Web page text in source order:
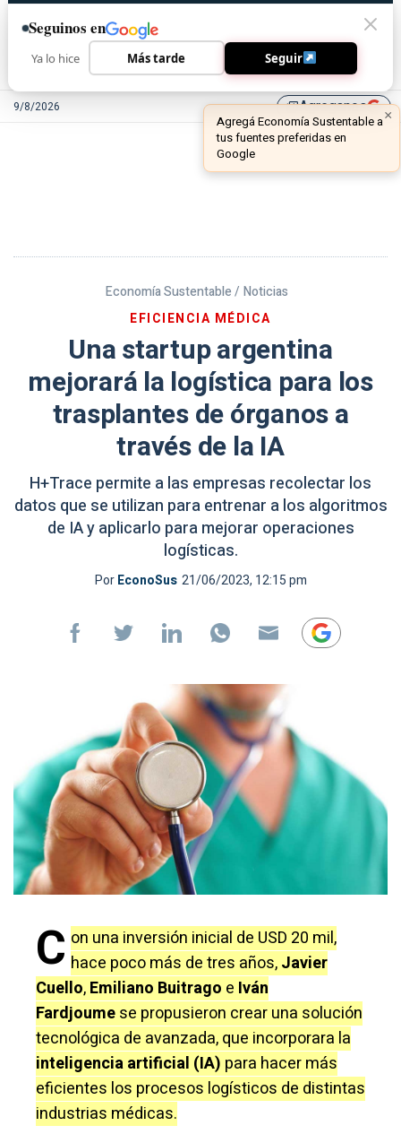
9/8/2026 library_addAgreganos
Economía Sustentable / Noticias
EFICIENCIA MÉDICA
Una startup argentina
mejorará la logística para los
trasplantes de órganos a
través de la IA
H+Trace permite a las empresas recolectar los
datos que se utilizan para entrenar a los algoritmos
de IA y aplicarlo para mejorar operaciones
logísticas.
PorEconoSus 21/06/2023, 12:15 pm
C on una inversión inicial de USD 20 mil,
hace poco más de tres años,Javier
Cuello,Emiliano Buitrago e Iván
Fardjoumese propusieron crear una solución
tecnológica de avanzada, que incorporara la
inteligencia artificial (IA) para hacer más
eficientes los procesos logísticos de distintas
industrias médicas.
Seguinos en
Ya lo hice Más tarde Seguir